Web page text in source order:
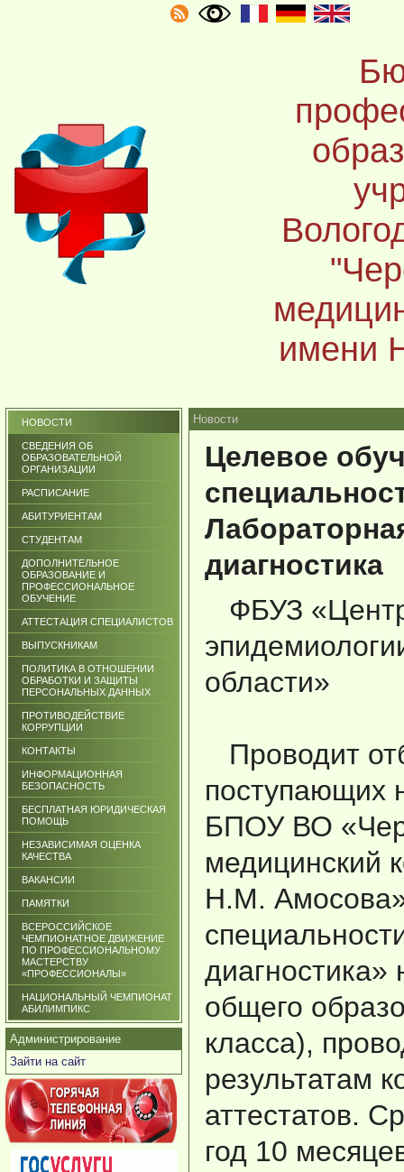
имени
НОВОСТИ
СВЕДЕНИЯ ОБ
ОБРАЗОВАТЕЛЬНОЙ
ОРГАНИЗАЦИИ
РАСПИСАНИЕ
АБИТУРИЕНТАМ
СТУДЕНТАМ
ДОПОЛНИТЕЛЬНОЕ
ОБРАЗОВАНИЕ И
ПРОФЕССИОНАЛЬНОЕ
ОБУЧЕНИЕ
АТТЕСТАЦИЯ СПЕЦИАЛИСТОВ
ВЫПУСКНИКАМ
ПОЛИТИКА В ОТНОШЕНИИ
ОБРАБОТКИ И ЗАЩИТЫ
ПЕРСОНАЛЬНЫХ ДАННЫХ
ПРОТИВОДЕЙСТВИЕ
КОРРУПЦИИ
КОНТАКТЫ
ИНФОРМАЦИОННАЯ
БЕЗОПАСНОСТЬ
БЕСПЛАТНАЯ ЮРИДИЧЕСКАЯ
ПОМОЩЬ
НЕЗАВИСИМАЯ ОЦЕНКА
КАЧЕСТВА
ВАКАНСИИ
ПАМЯТКИ
ВСЕРОССИЙСКОЕ
ЧЕМПИОНАТНОЕ ДВИЖЕНИЕ
ПО ПРОФЕССИОНАЛЬНОМУ
МАСТЕРСТВУ
«ПРОФЕССИОНАЛЫ»
НАЦИОНАЛЬНЫЙ ЧЕМПИОНАТ
АБИЛИМПИКС
Администрирование
Зайти на сайт
Новости
Целевое
диагностика
ФБУЗ
области»
Проводит
поступающих
БПОУ ВО
медицинский
Н.М.
диагностика»
общего
класса),
результатам
аттестатов.
год 10